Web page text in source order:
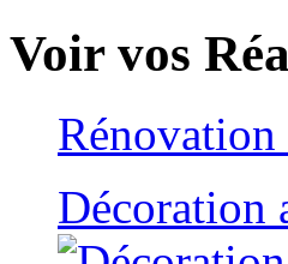
Voir vos
Décoration